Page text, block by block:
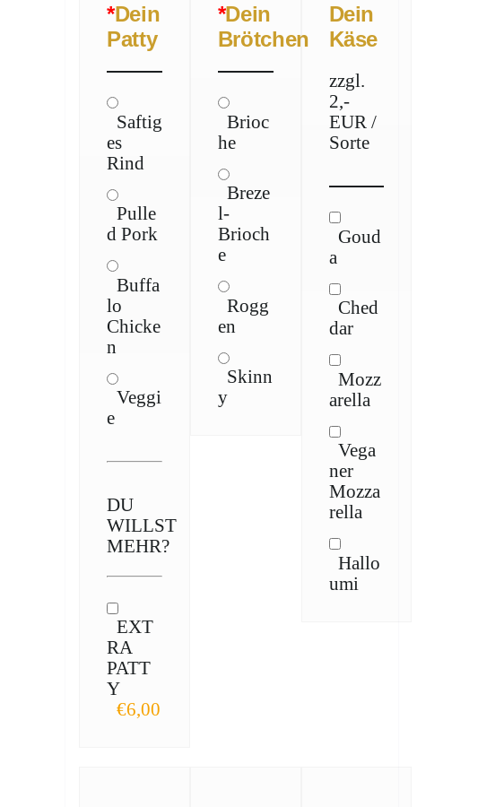
*Dein
Patty
Saftig
es
Rind
Pulle
d Pork
Buffa
lo
Chicke
n
Veggi
e
DU
WILLST
MEHR?
EXT
RA
PATT
Y
€6,00
*Dein
Brötchen
Brioc
he
Breze
l-
Brioch
e
Rogg
en
Skinn
y
Dein
Käse
zzgl.
2,-
EUR /
Sorte
Goud
a
Ched
dar
Mozz
arella
Vega
ner
Mozza
rella
Hallo
umi